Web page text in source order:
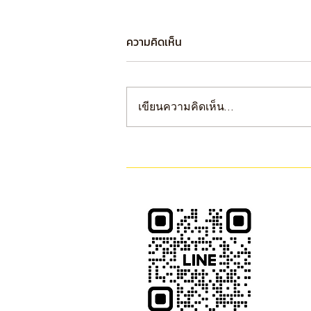
ความคิดเห็น
เขียนความคิดเห็น…